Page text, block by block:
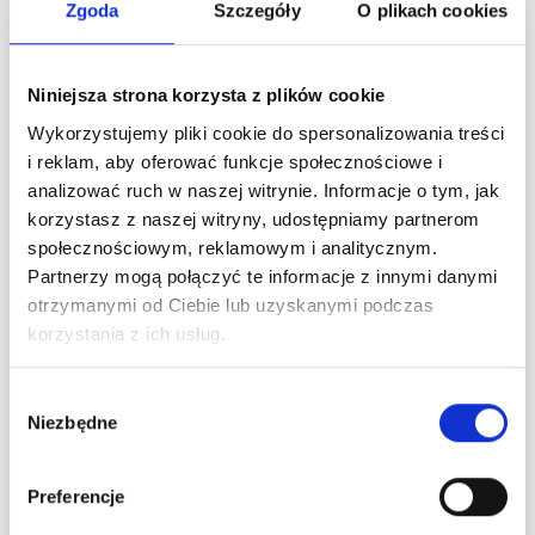
Zgoda Szczegóły O plikach cookies
Niniejsza strona korzysta z plików cookie
Wykorzystujemy pliki cookie do spersonalizowania treści
i reklam, aby oferować funkcje społecznościowe i
analizować ruch w naszej witrynie. Informacje o tym, jak
korzystasz z naszej witryny, udostępniamy partnerom
społecznościowym, reklamowym i analitycznym.
Partnerzy mogą połączyć te informacje z innymi danymi
otrzymanymi od Ciebie lub uzyskanymi podczas
korzystania z ich usług.
zgody
Niezbędne
Preferencje
Fits head size: approx. 54/58 cm
group A)
100-100 g colour 9026, blush
and use:
DROPS KID-SILK from Garnstudio (belongs to yarn
group A)
50-50 g colour 33, rust
HAT:
SIZE:
One-size
Fits head size: approx. 54/58 cm
DROPS ALPACA from Garnstudio (belongs to yarn
100 g colour 9026, blush